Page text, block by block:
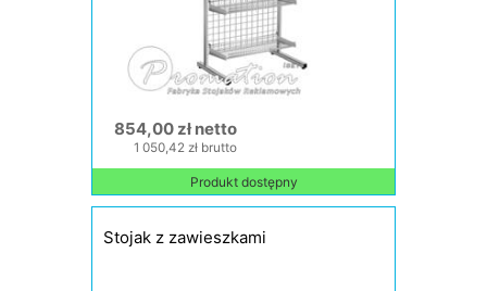
854,00 zł netto
1 050,42 zł brutto
Produkt dostępny
Stojak z zawieszkami